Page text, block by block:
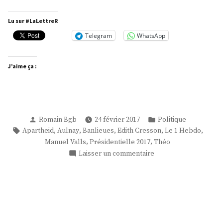
Lu sur #LaLettreR
Telegram WhatsApp
J’aime ça :
Publié
par
Romain Bgb 24 février 2017
Publié
dans
Politique
Étiquettes :
Apartheid, Aulnay, Banlieues, Edith Cresson, Le 1 Hebdo,
Manuel Valls, Présidentielle 2017, Théo
Laisser un commentaire